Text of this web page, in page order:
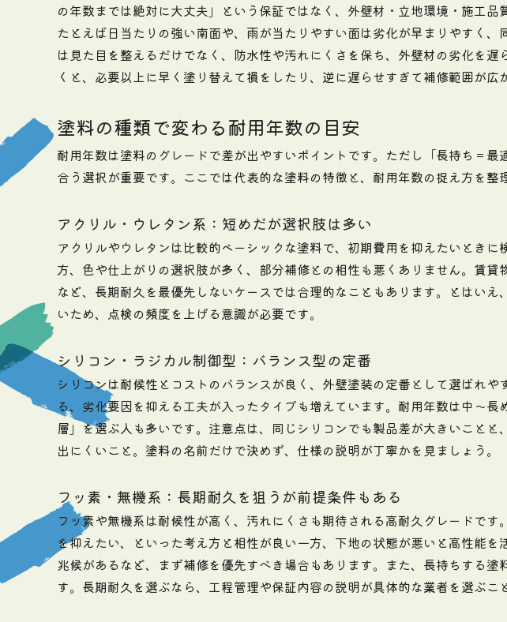
の年数までは絶対に大丈夫」という保証ではなく、外壁材・立地環境・施工品
たとえば日当たりの強い南面や、雨が当たりやすい面は劣化が早まりやすく
は見た目を整えるだけでなく、防水性や汚れにくさを保ち、外壁材の劣化を
くと、必要以上に早く塗り替えて損をしたり、逆に遅らせすぎて補修範囲が広
塗料の種類で変わる耐用年数の目安
耐用年数は塗料のグレードで差が出やすいポイントです。ただし「長持ち＝
合う選択が重要です。ここでは代表的な塗料の特徴と、耐用年数の捉え方を整
アクリル・ウレタン系：短めだが選択肢は多い
アクリルやウレタンは比較的ベーシックな塗料で、初期費用を抑えたいとき
方、色や仕上がりの選択肢が多く、部分補修との相性も悪くありません。賃
など、長期耐久を最優先しないケースでは合理的なこともあります。とはい
いため、点検の頻度を上げる意識が必要です。
シリコン・ラジカル制御型：バランス型の定番
シリコンは耐候性とコストのバランスが良く、外壁塗装の定番として選ばれ
る、劣化要因を抑える工夫が入ったタイプも増えています。耐用年数は中～
層」を選ぶ人も多いです。注意点は、同じシリコンでも製品差が大きいこと
出にくいこと。塗料の名前だけで決めず、仕様の説明が丁寧かを見ましょう。
フッ素・無機系：長期耐久を狙うが前提条件もある
フッ素や無機系は耐候性が高く、汚れにくさも期待される高耐久グレードで
を抑えたい、といった考え方と相性が良い一方、下地の状態が悪いと高性能
兆候があるなど、まず補修を優先すべき場合もあります。また、長持ちする
す。長期耐久を選ぶなら、工程管理や保証内容の説明が具体的な業者を選ぶこ